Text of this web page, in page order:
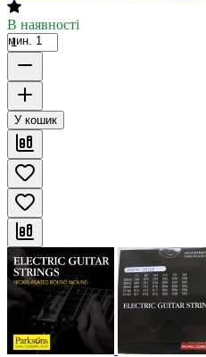
В наявності
мин. 1
У кошик